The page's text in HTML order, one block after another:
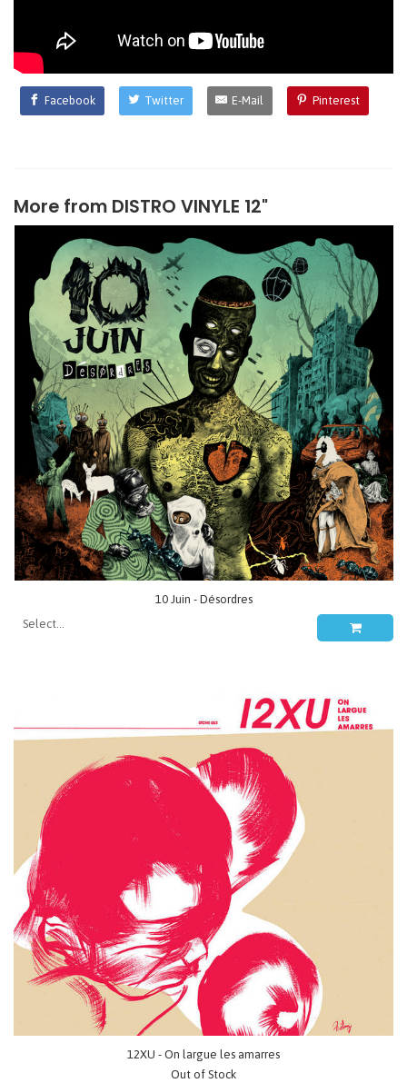
Facebook Twitter E-Mail Pinterest
More from DISTRO VINYLE 12"
10 Juin - Désordres
12XU - On largue les amarres
Out of Stock